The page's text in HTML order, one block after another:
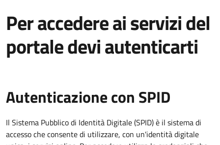
Per accedere ai servizi del
portale devi autenticarti
Autenticazione con SPID
Il Sistema Pubblico di Identità Digitale (SPID) è il sistema di
accesso che consente di utilizzare, con un'identità digitale